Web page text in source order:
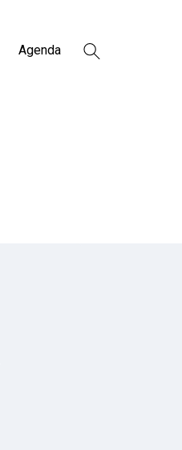
Agenda